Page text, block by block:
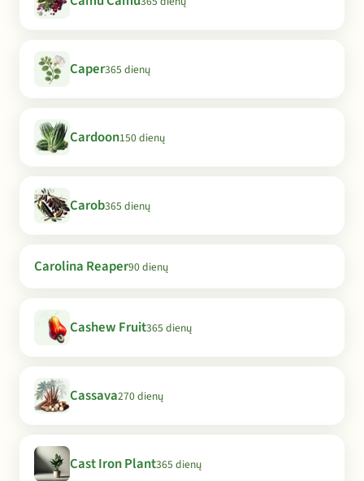
Caper365 dienų
Cardoon150 dienų
Carob365 dienų
Carolina Reaper90 dienų
Cashew Fruit365 dienų
Cassava270 dienų
Cast Iron Plant365 dienų